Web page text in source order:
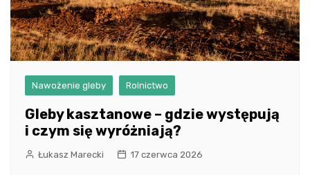
Nawożenie gleby Rolnictwo
Gleby kasztanowe – gdzie występują
i czym się wyróżniają?
Łukasz Marecki 17 czerwca 2026